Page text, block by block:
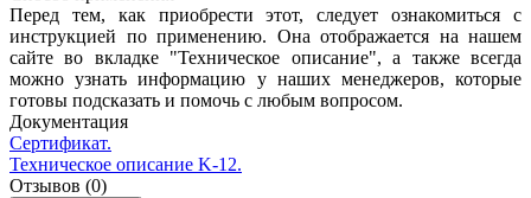
Перед тем, как приобрести этот, следует ознакомиться с
инструкцией по применению. Она отображается на нашем
сайте во вкладке "Техническое описание", а также всегда
можно узнать информацию у наших менеджеров, которые
готовы подсказать и помочь с любым вопросом.
Документация
Сертификат.
Техническое описание K-12.
Отзывов (0)